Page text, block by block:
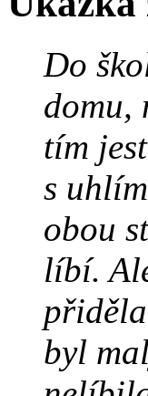
Do
domu,
tím
s
obou
líbí.
byl